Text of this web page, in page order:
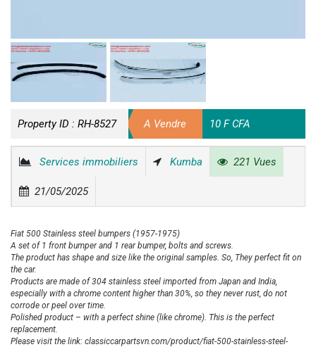
Property ID : RH-8527 A Vendre 10 F CFA
Services immobiliers Kumba 221 Vues
21/05/2025
Fiat 500 Stainless steel bumpers (1957-1975)
A set of 1 front bumper and 1 rear bumper, bolts and screws.
The product has shape and size like the original samples. So, They perfect fit on
the car.
Products are made of 304 stainless steel imported from Japan and India,
especially with a chrome content higher than 30%, so they never rust, do not
corrode or peel over time.
Polished product – with a perfect shine (like chrome). This is the perfect
replacement.
Please visit the link: classiccarpartsvn.com/product/fiat-500-stainless-steel-